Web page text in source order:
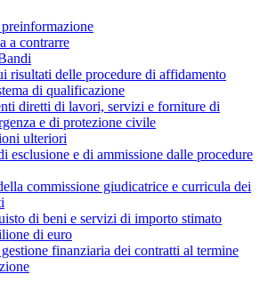
a contrarre
risultati delle procedure di affidamento
di qualificazione
diretti di lavori, servizi e forniture di
e di protezione civile
ulteriori
esclusione e di ammissione dalle procedure
commissione giudicatrice e curricula dei
di beni e servizi di importo stimato
di euro
finanziaria dei contratti al termine